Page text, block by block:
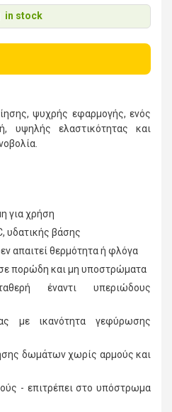
in stock
ψυχρής εφαρμογής, ενός
υψηλής ελαστικότητας και
για χρήση
υδατικής βάσης
απαιτεί θερμότητα ή φλόγα
πορώδη και μη υποστρώματα
έναντι υπεριώδους
με ικανότητα γεφύρωσης
δωμάτων χωρίς αρμούς και
- επιτρέπει στο υπόστρωμα